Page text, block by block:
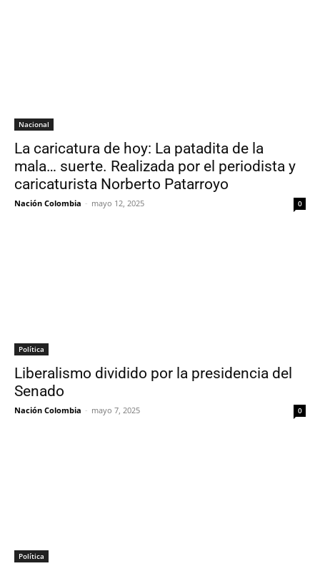
Nacional
La caricatura de hoy: La patadita de la
mala… suerte. Realizada por el periodista y
caricaturista Norberto Patarroyo
Nación Colombia - mayo 12, 2025 0
Política
Liberalismo dividido por la presidencia del
Senado
Nación Colombia - mayo 7, 2025 0
Política